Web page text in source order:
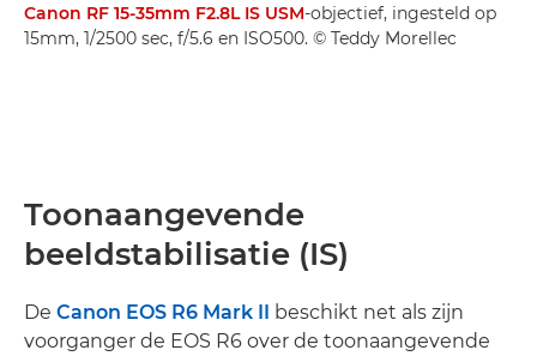
Canon RF 15-35mm F2.8L IS USM-objectief, ingesteld op
15mm, 1/2500 sec, f/5.6 en ISO500. © Teddy Morellec
Toonaangevende
beeldstabilisatie (IS)
De Canon EOS R6 Mark II beschikt net als zijn
voorganger de EOS R6 over de toonaangevende